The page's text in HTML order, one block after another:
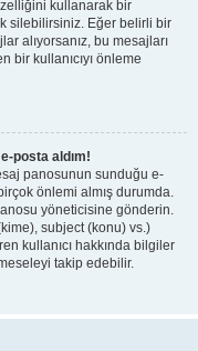
kullanarak bir
silebilirsiniz. Eğer belirli bir
alıyorsanız, bu mesajları
kullanıcıyı önleme
posta aldım!
panosunun sunduğu e-
önlemi almış durumda.
yöneticisine gönderin.
(kime), subject (konu) vs.)
kullanıcı hakkında bilgiler
takip edebilir.